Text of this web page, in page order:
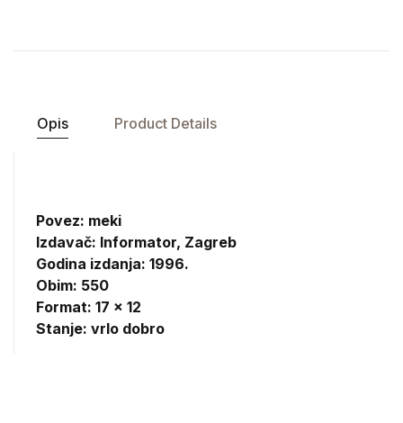
Opis Product Details
Povez: meki
Izdavač: Informator, Zagreb
Godina izdanja: 1996.
Obim: 550
Format: 17 x 12
Stanje: vrlo dobro